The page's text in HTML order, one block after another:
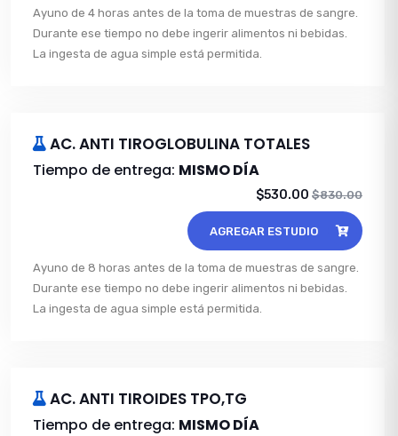
Ayuno de 4 horas antes de la toma de muestras de sangre.
Durante ese tiempo no debe ingerir alimentos ni bebidas.
La ingesta de agua simple está permitida.
AC. ANTI TIROGLOBULINA TOTALES
Tiempo de entrega: MISMO DÍA
$530.00 $830.00
AGREGAR ESTUDIO
Ayuno de 8 horas antes de la toma de muestras de sangre.
Durante ese tiempo no debe ingerir alimentos ni bebidas.
La ingesta de agua simple está permitida.
AC. ANTI TIROIDES TPO,TG
Tiempo de entrega: MISMO DÍA